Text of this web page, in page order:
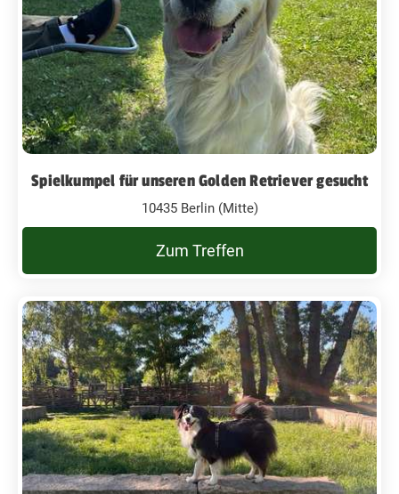
Spielkumpel für unseren Golden Retriever gesucht
10435 Berlin (Mitte)
Zum Treffen